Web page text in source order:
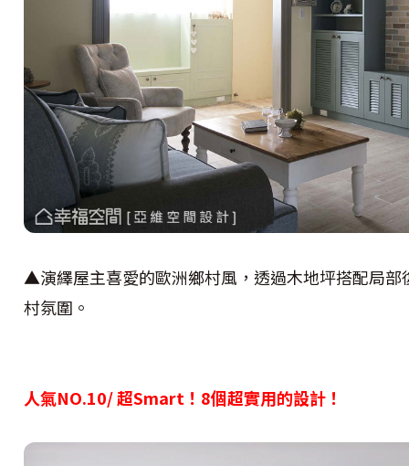
▲演繹屋主喜愛的歐洲鄉村風，透過木地坪搭配局
村氛圍。
人氣NO.10/ 超Smart！8個超實用的設計！